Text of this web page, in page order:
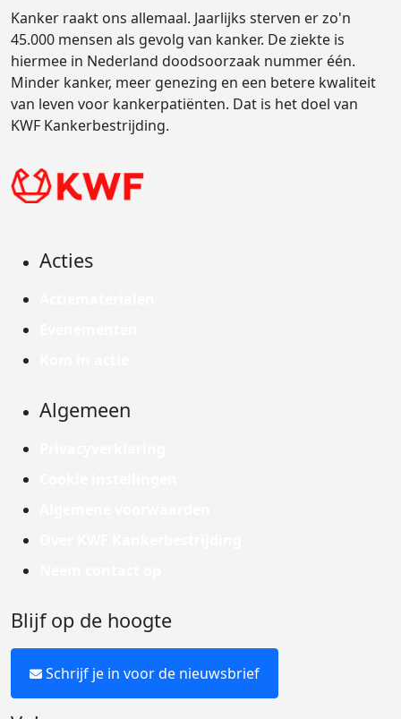
Kanker raakt ons allemaal. Jaarlijks sterven er zo'n
45.000 mensen als gevolg van kanker. De ziekte is
hiermee in Nederland doodsoorzaak nummer één.
Minder kanker, meer genezing en een betere kwaliteit
van leven voor kankerpatiënten. Dat is het doel van
KWF Kankerbestrijding.
Acties
Algemeen
Blijf op de hoogte
Schrijf je in voor de nieuwsbrief